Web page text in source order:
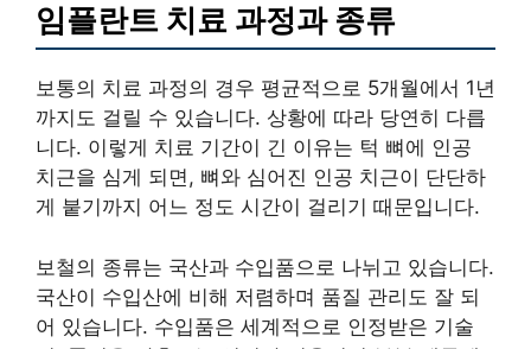
임플란트 치료 과정과 종류
보통의 치료 과정의 경우 평균적으로 5개월에서 1년
까지도 걸릴 수 있습니다. 상황에 따라 당연히 다릅
니다. 이렇게 치료 기간이 긴 이유는 턱 뼈에 인공
치근을 심게 되면, 뼈와 심어진 인공 치근이 단단하
게 붙기까지 어느 정도 시간이 걸리기 때문입니다.
보철의 종류는 국산과 수입품으로 나뉘고 있습니다.
국산이 수입산에 비해 저렴하며 품질 관리도 잘 되
어 있습니다. 수입품은 세계적으로 인정받은 기술